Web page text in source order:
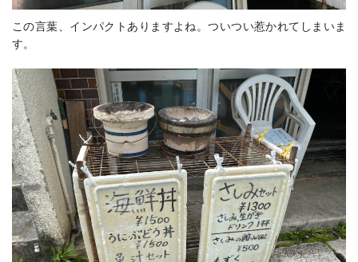
この言葉、インパクトありますよね。ついつい惹かれてしまいま
す。